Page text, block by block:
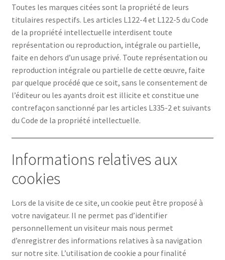
E-commerce
Électricité / Ventilation
Finition / Décoration
Gros Œuvre
Isolation / Cloison
Toutes les marques citées sont la propriété de leurs
titulaires respectifs. Les articles L122-4 et L122-5 du Code
de la propriété intellectuelle interdisent toute
représentation ou reproduction, intégrale ou partielle,
faite en dehors d’un usage privé. Toute représentation ou
reproduction intégrale ou partielle de cette œuvre, faite
par quelque procédé que ce soit, sans le consentement de
l’éditeur ou les ayants droit est illicite et constitue une
contrefaçon sanctionné par les articles L335-2 et suivants
du Code de la propriété intellectuelle.
Informations relatives aux
cookies
Lors de la visite de ce site, un cookie peut être proposé à
votre navigateur. Il ne permet pas d’identifier
personnellement un visiteur mais nous permet
d’enregistrer des informations relatives à sa navigation
sur notre site. L’utilisation de cookie a pour finalité